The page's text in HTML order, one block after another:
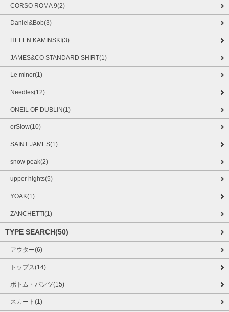
CORSO ROMA 9(2)
Daniel&Bob(3)
HELEN KAMINSKI(3)
JAMES&CO STANDARD SHIRT(1)
Le minor(1)
Needles(12)
ONEIL OF DUBLIN(1)
orSlow(10)
SAINT JAMES(1)
snow peak(2)
upper hights(5)
YOAK(1)
ZANCHETTI(1)
TYPE SEARCH(50)
アウター(6)
トップス(14)
ボトム・パンツ(15)
スカート(1)